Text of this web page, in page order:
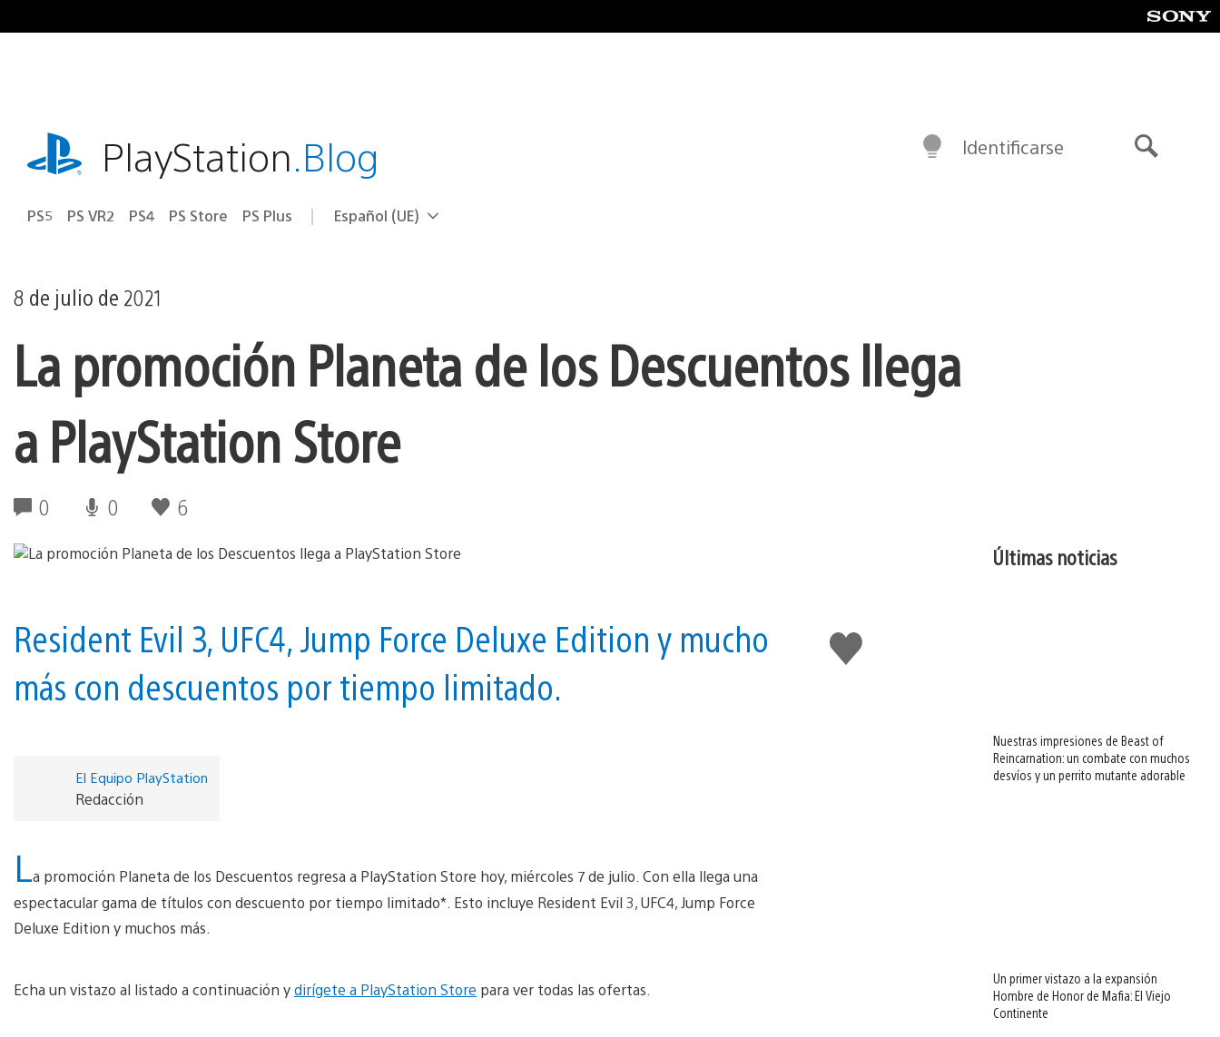
al
playstation.comPlayStation.Blog
PS5 PS VR2 PS4 PS Store PS Plus Selecciona
Región
Español (UE)
Identificarse
8 de julio de 2021
La promoción Planeta de los Descuentos llega
a PlayStation Store
0 0 6
Me
gusta
esto
Resident Evil 3, UFC4, Jump Force Deluxe Edition y mucho
más con descuentos por tiempo limitado.
El Equipo PlayStation
Redacción
La promoción Planeta de los Descuentos regresa a PlayStation Store hoy, miércoles 7 de julio. Con ella llega una
espectacular gama de títulos con descuento por tiempo limitado*. Esto incluye Resident Evil 3, UFC4, Jump Force
Deluxe Edition y muchos más.
Echa un vistazo al listado a continuación ydirígete a PlayStation Store para ver todas las ofertas.
Últimas noticias
Nuestras impresiones de Beast of
Reincarnation: un combate con muchos
desvíos y un perrito mutante adorable
Un primer vistazo a la expansión
Hombre de Honor de Mafia: El Viejo
Continente